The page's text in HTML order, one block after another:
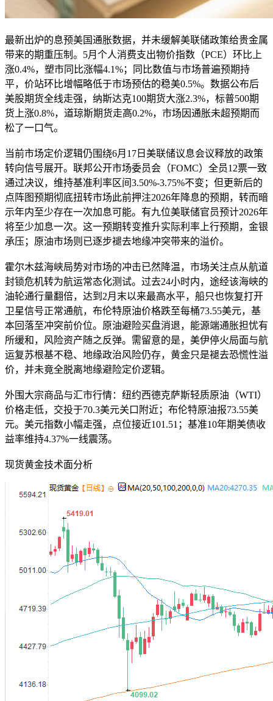
最新出炉的息预美国通胀数据，并未缓解美联储政策给贵金属
带来的期重压制。5月个人消费支出物价指数（PCE）环比上
涨0.4%，塑市同比涨幅4.1%；同比数值与市场普遍预期持
平，价站环比增幅略低于市场预估的稳美0.5%。数据公布后
美股期货全线走强，纳斯达克100期货大涨2.3%，标普500期
货上涨0.8%，道琼斯期货走高0.2%，市场因通胀未超预期而
松了一口气。
当前市场定价逻辑仍围绕6月17日美联储议息会议释放的政策
转向信号展开。联邦公开市场委员会（FOMC）全员12票一致
通过决议，维持基准利率区间3.50%-3.75%不变；但更新后的
点阵图预期彻底扭转市场此前押注2026年降息的预期，转而暗
示年内至少存在一次加息可能。有九位美联储官员预计2026年
将至少加息一次。这一预期转变推升实际利率上行预期，金银
承压；原油市场则已逐步褪去地缘冲突带来的溢价。
霍尔木兹海峡局势对市场的冲击已然降温，市场关注点从航道
封锁危机转为航运常态化测试。过去24小时内，途经该海峡的
油轮通行量翻倍，达到2月末以来最高水平，船只也恢复打开
卫星信号正常通航，布伦特原油价格跌至每桶73.55美元，基
本回落至冲突前价位。原油避险买盘消退，能源端通胀担忧有
所缓和，风险资产随之反弹。需留意的是，美伊停火局面与航
运复苏根基不稳、地缘政治风险仍存，黄金只是褪去恐慌性溢
价，并未竟全脱离地缘避险定价逻辑。
外围大宗商品与汇市行情：纽约西德克萨斯轻质原油（WTI）
价格走低，交投于70.3美元关口附近；布伦特原油报73.55美
元。美元指数小幅走强，点位接近101.51；基准10年期美债收
益率维持4.37%一线震荡。
现货黄金技术面分析